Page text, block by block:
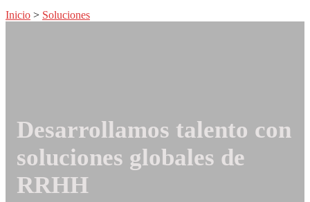
Inicio > Soluciones
Desarrollamos talento con
soluciones globales de
RRHH